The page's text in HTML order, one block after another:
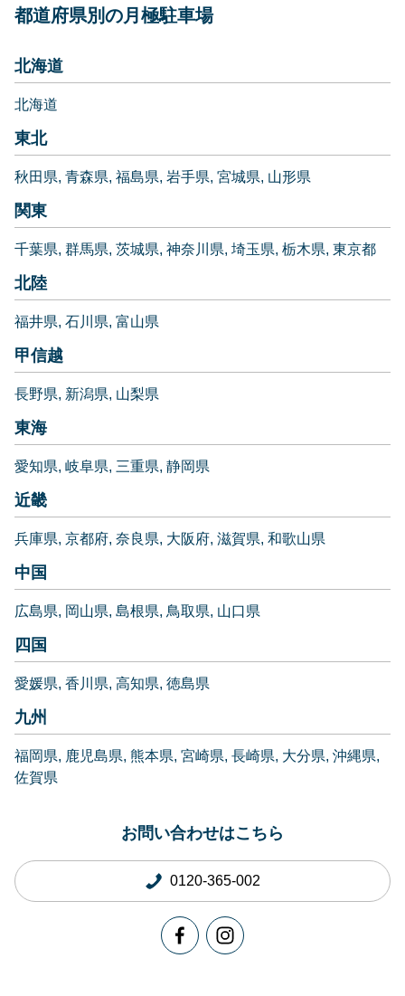
都道府県別の月極駐車場
北海道
北海道
東北
秋田県 青森県 福島県 岩手県 宮城県 山形県
関東
千葉県 群馬県 茨城県 神奈川県 埼玉県 栃木県 東京都
北陸
福井県 石川県 富山県
甲信越
長野県 新潟県 山梨県
東海
愛知県 岐阜県 三重県 静岡県
近畿
兵庫県 京都府 奈良県 大阪府 滋賀県 和歌山県
中国
広島県 岡山県 島根県 鳥取県 山口県
四国
愛媛県 香川県 高知県 徳島県
九州
福岡県 鹿児島県 熊本県 宮崎県 長崎県 大分県 沖縄県
佐賀県
お問い合わせはこちら
0120-365-002